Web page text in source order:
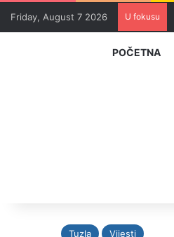
Friday, August 7 2026 U fokusu
POČETNA
Tuzla Vijesti